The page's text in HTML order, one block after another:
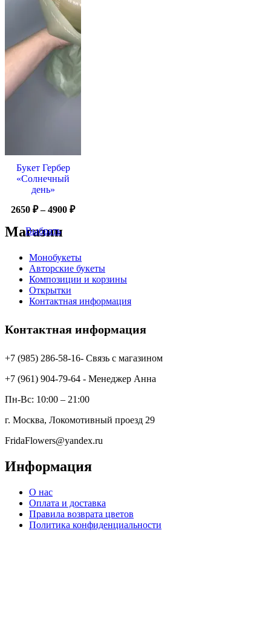
Букет Гербер
«Солнечный
день»
2650 ₽–4900 ₽
Выбрать
Магазин
Монобукеты
Авторские букеты
Композиции и корзины
Открытки
Контактная информация
Контактная информация
+7 (985) 286-58-16- Связь с магазином
+7 (961) 904-79-64 - Менеджер Анна
Пн-Вс: 10:00 – 21:00
г. Москва, Локомотивный проезд 29
FridaFlowers@yandex.ru
Информация
О нас
Оплата и доставка
Правила возврата цветов
Политика конфиденциальности